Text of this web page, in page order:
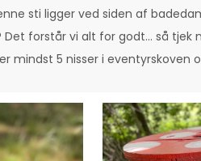
sti ligger ved siden af
forstår vi alt for godt... så
mindst 5 nisser i eventyrskoven